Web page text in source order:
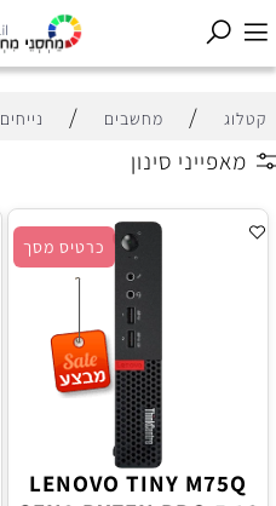
קטלוג / מחשבים / נייחים
מאפייני סינון
כרטיס מסך
LENOVO TINY M75Q